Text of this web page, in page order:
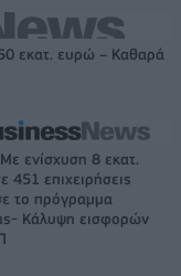
εκατ. ευρώ – Καθαρά
ενίσχυση 8 εκατ.
451 επιχειρήσεις
το πρόγραμμα
Κάλυψη εισφορών